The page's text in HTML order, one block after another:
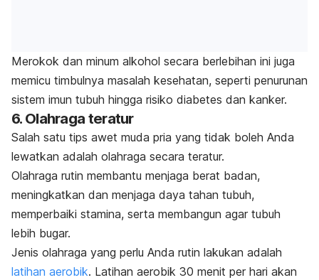
Merokok dan minum alkohol secara berlebihan ini juga
memicu timbulnya masalah kesehatan, seperti penurunan
sistem imun tubuh hingga risiko diabetes dan kanker.
6. Olahraga teratur
Salah satu tips awet muda pria yang tidak boleh Anda
lewatkan adalah olahraga secara teratur.
Olahraga rutin membantu menjaga berat badan,
meningkatkan dan menjaga daya tahan tubuh,
memperbaiki stamina, serta membangun agar tubuh
lebih bugar.
Jenis olahraga yang perlu Anda rutin lakukan adalah
latihan aerobik. Latihan aerobik 30 menit per hari akan